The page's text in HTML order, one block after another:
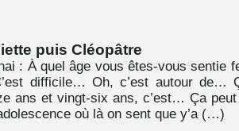
puis Cléopâtre
: À quel âge vous êtes-vous sentie
difficile… Oh, c’est autour de…
ans et vingt-six ans, c’est… Ça
où là on sent que y’a (…)